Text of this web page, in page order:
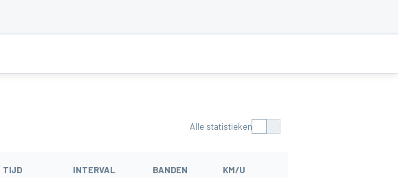
Alle statistieken
TIJD INTERVAL BANDEN KM/U